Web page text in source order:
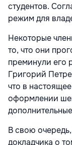
студентов.
режим для
Некоторые
то, что они
преминули его
Григорий
что в
оформлении
В свою
докладчика о